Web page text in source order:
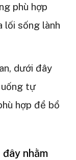
phù hợp
lối sống lành
dưới đây
tự
hợp để bổ
nhằm